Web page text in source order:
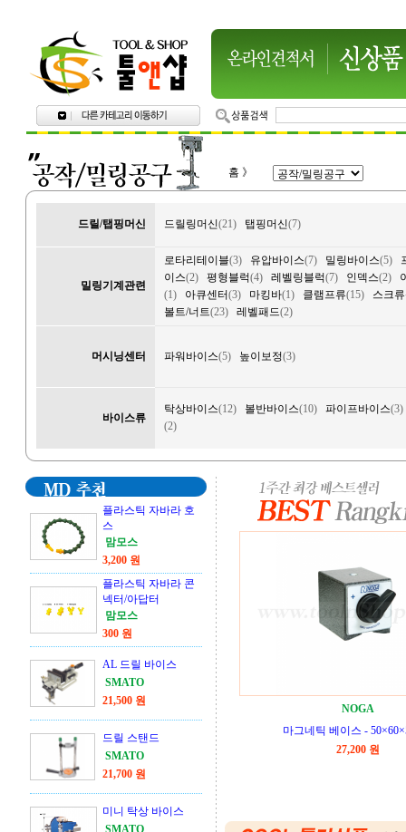
홈 》
드릴/탭핑머신 드릴링머신(21) 탭핑머신(7)
밀링기계관련
로타리테이블(3) 유압바이스(7) 밀링바이스(5)
이스(2) 평형블럭(4) 레벨링블럭(7) 인덱스(2)
(1)
아큐센터(3) 마킹바(1) 클램프류(15)
스크
볼트/너트(23) 레벨패드(2)
머시닝센터 파워바이스(5) 높이보정(3)
바이스류
탁상바이스(12) 볼반바이스(10) 파이프바이스(3)
(2)
플라스틱 자바라 호
스
맘모스
3,200 원
플라스틱 자바라 콘
넥터/아답터
맘모스
300 원
AL 드릴 바이스
SMATO
21,500 원
드릴 스탠드
SMATO
21,700 원
미니 탁상 바이스
SMATO
NOGA
마그네틱 베이스 -
27,200 원